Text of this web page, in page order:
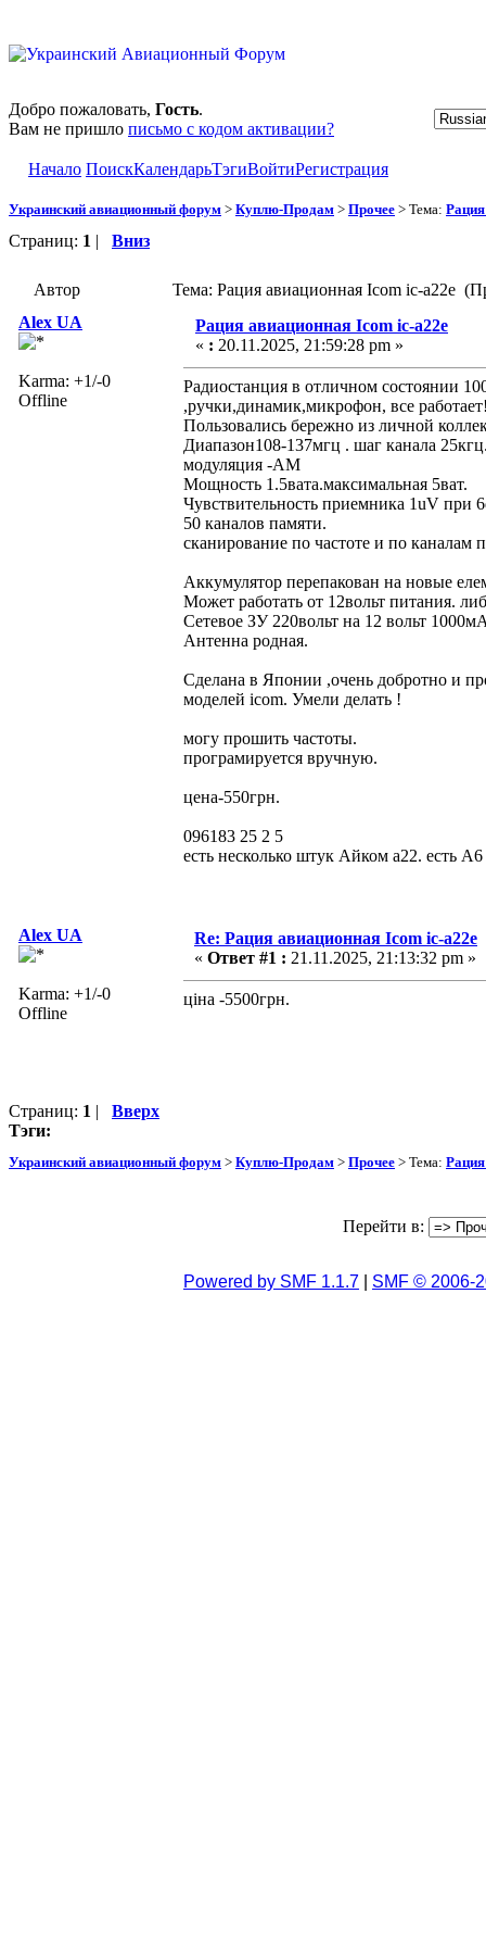
Добро пожаловать, Гость.
Вам не пришло письмо с кодом активации?
Начало ПоискКалендарьТэгиВойтиРегистрация
Украинский авиационный форум > Куплю-Продам > Прочее > Тема:
Страниц: 1 | Вниз
Автор
Тема: Рация авиационная Icom ic-a22e
Alex UA
Karma: +1/-0
Offline
Рация авиационная Icom ic-a22e
« : 20.11.2025, 21:59:28 pm »
Радиостанция в отличном состоянии
,ручки,динамик,микрофон, все
Пользовались бережно из личной
Диапазон108-137мгц . шаг канала
модуляция -АМ
Мощность 1.5вата.максимальная 5ват.
Чувствительность приемника 1uV при
50 каналов памяти.
сканирование по частоте и по каналам
Аккумулятор перепакован на новые
Может работать от 12вольт питания.
Сетевое ЗУ 220вольт на 12 вольт
Антенна родная.
Сделана в Японии ,очень добротно и
моделей icom. Умели делать !
могу прошить частоты.
програмируется вручную.
цена-550грн.
096183 25 2 5
есть несколько штук Айком а22. есть
Alex UA
Karma: +1/-0
Offline
Re: Рация авиационная Icom ic-a22e
« Ответ #1 : 21.11.2025, 21:13:32 pm »
ціна -5500грн.
Страниц: 1 | Вверх
Тэги:
Украинский авиационный форум > Куплю-Продам > Прочее > Тема:
Перейти в:
Powered by SMF 1.1.7 SMF © 2006-